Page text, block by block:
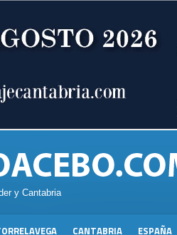
y Cantabria
CANTABRIA ESPAÑA